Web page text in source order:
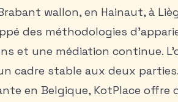
wallon, en Hainaut, à
des méthodologies
et une médiation continue.
cadre stable aux deux
en Belgique, KotPlace offre